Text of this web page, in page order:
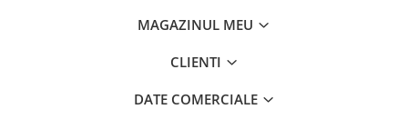
MAGAZINUL MEU
CLIENTI
DATE COMERCIALE